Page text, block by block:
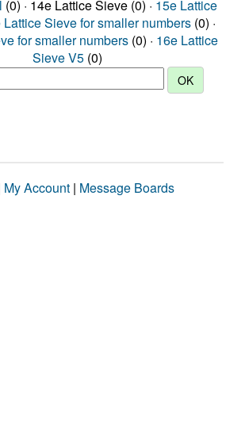
(0) · 14e Lattice Sieve (0) · 15e Lattice
Lattice Sieve for smaller numbers (0) ·
for smaller numbers (0) · 16e Lattice
Sieve V5 (0)
My Account | Message Boards